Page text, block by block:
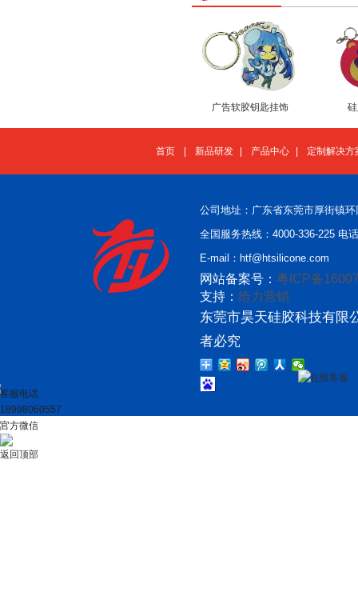
广告软胶钥匙挂饰
首页 新品研发 产品中心 定制解决方
公司地址：广东省东莞市厚街镇
全国服务热线：4000-336-225 电
E-mail：htf@htsilicone.com
网站备案号： 粤ICP备
支持： 给力营销
东莞市昊天硅胶科技有限
者必究
在线客服
客服电话
18998060557
官方微信
返回顶部